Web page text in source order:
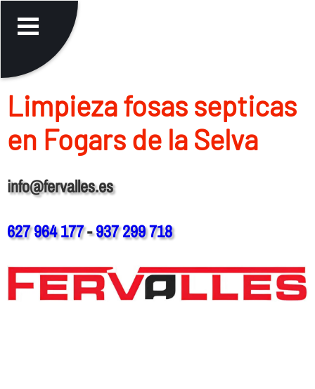
Limpieza fosas septicas
en Fogars de la Selva
info@fervalles.es
627 964 177-937 299 718